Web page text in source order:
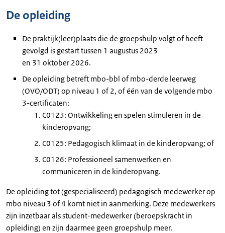
De opleiding
De praktijk(leer)plaats die de groepshulp volgt of heeft
gevolgd is gestart tussen 1 augustus 2023
en 31 oktober 2026.
De opleiding betreft mbo-bbl of mbo-derde leerweg
(OVO/ODT) op niveau 1 of 2, of één van de volgende mbo
3-certificaten:
C0123: Ontwikkeling en spelen stimuleren in de
kinderopvang;
C0125: Pedagogisch klimaat in de kinderopvang; of
C0126: Professioneel samenwerken en
communiceren in de kinderopvang.
De opleiding tot (gespecialiseerd) pedagogisch medewerker op
mbo niveau 3 of 4 komt niet in aanmerking. Deze medewerkers
zijn inzetbaar als student-medewerker (beroepskracht in
opleiding) en zijn daarmee geen groepshulp meer.